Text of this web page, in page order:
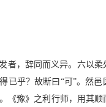
，辞同而义异。六以柔
已乎？故断曰“可”。然
《豫》之利行师，用其